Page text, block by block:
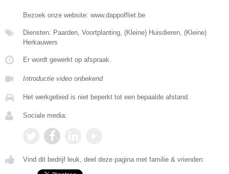
Bezoek onze website: www.dappolfliet.be
Diensten: Paarden, Voortplanting, (Kleine) Huisdieren, (Kleine)
Herkauwers
Er wordt gewerkt op afspraak.
Introductie video onbekend
Het werkgebied is niet beperkt tot een bepaalde afstand.
Sociale media:
Vind dit bedrijf leuk, deel deze pagina met familie & vrienden: